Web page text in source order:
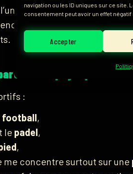
navigation ou les ID uniques sur ce site.
consentement peut avoir un effet
Accepter
via la gestion de la
CS2, Valorant… Le
physiquement
:
football,
le padel,
,
me concentre surtout sur une